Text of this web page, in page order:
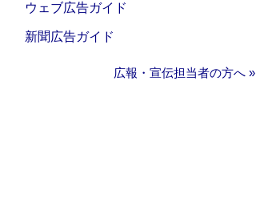
ウェブ広告ガイド
新聞広告ガイド
広報・宣伝担当者の方へ »